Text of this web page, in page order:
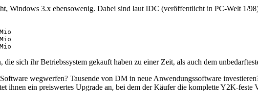
Windows 3.x ebensowenig. Dabei sind laut IDC (veröffentlicht in PC-Welt 1/
sich ihr Betriebssystem gekauft haben zu einer Zeit, als auch dem
wegwerfen? Tausende von DM in neue Anwendungssoftware
ihnen ein preiswertes Upgrade an, bei dem der Käufer die komplette Y2K-feste